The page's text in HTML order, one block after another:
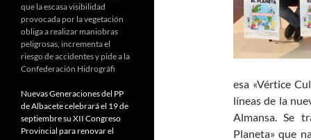
esa «Vértice
líneas de la
Almansa. Se
Planeta» que
que la escasa visibilidad
provocada por la vegetación
obliga a realizar maniobras
peligrosas, incrementa el
riesgo de accidentes y pide a la
Confederación Hidrográfi
Nuevas Generaciones del PP
de Albacete celebrará el 19 de
septiembre su XII Congreso
Provincial para renovar el